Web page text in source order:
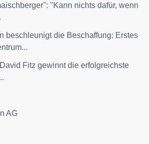
"Kann nichts dafür, wenn
beschleunigt die Beschaffung: Erstes
Fitz gewinnt die erfolgreichste
AG